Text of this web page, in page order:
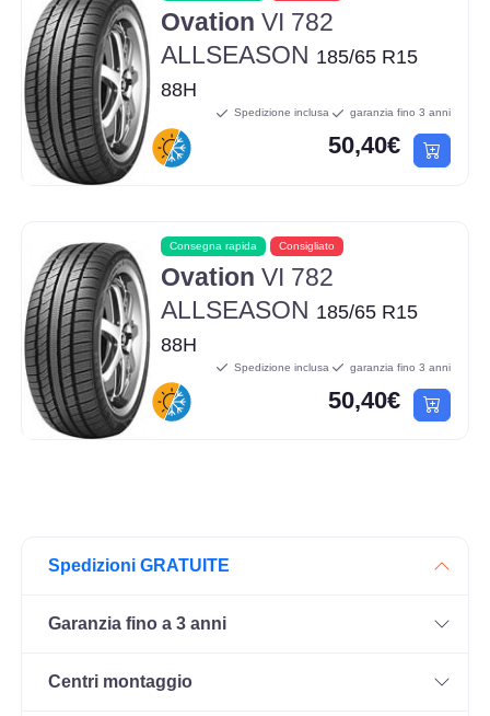
Ovation VI 782
ALLSEASON 185/65 R15
88H
Spedizione inclusa garanzia fino 3 anni
50,40€
Consegna rapida Consigliato
Ovation VI 782
ALLSEASON 185/65 R15
88H
Spedizione inclusa garanzia fino 3 anni
50,40€
Spedizioni GRATUITE
Garanzia fino a 3 anni
Centri montaggio